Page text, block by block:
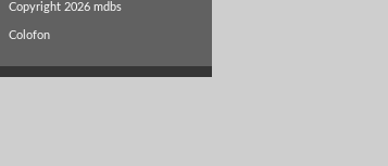
Copyright 2026 mdbs
Colofon